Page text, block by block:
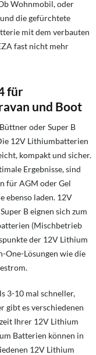
Wohnmobil, oder
die gefürchtete
mit dem verbauten
fast nicht mehr
für
und Boot
oder Super B
12V Lithiumbatterien
kompakt und sicher.
Ergebnisse, sind
für AGM oder Gel
ebenso laden. 12V
B eignen sich zum
(Mischbetrieb
der 12V Lithium
One-Lösungen wie die
3-10 mal schneller,
gibt es verschiedenen
Ihrer 12V Lithium
Batterien können in
12V Lithium